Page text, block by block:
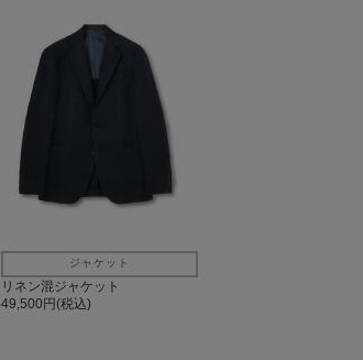
ジャケット
リネン混ジャケット
49,500円(税込)